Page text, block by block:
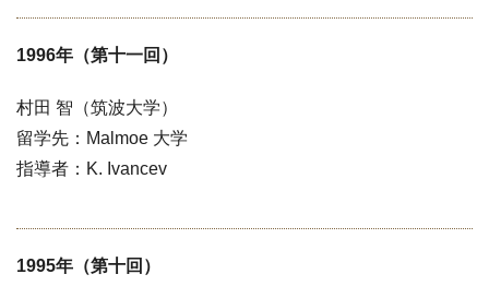
1996年（第十一回）
村田 智（筑波大学）
留学先：Malmoe 大学
指導者：K. Ivancev
1995年（第十回）